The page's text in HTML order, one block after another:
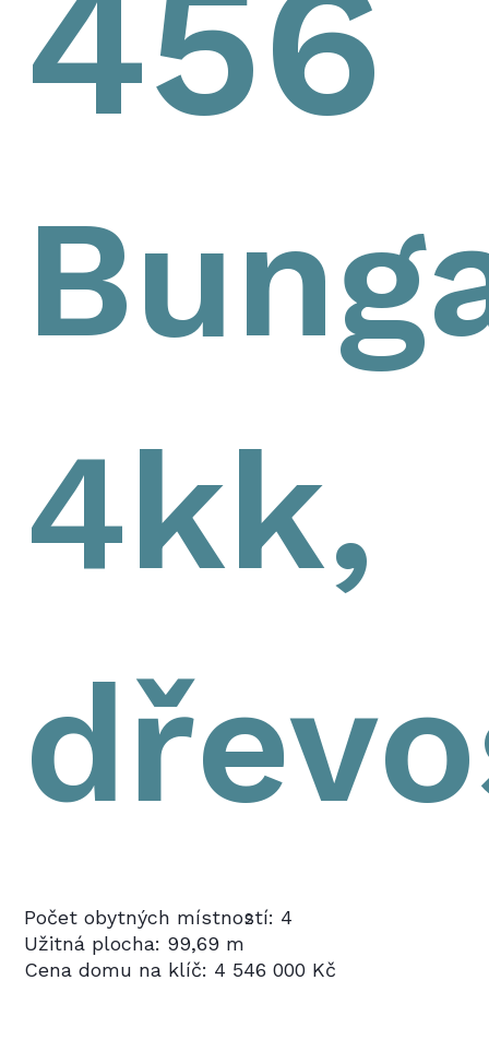
4kk,
Počet obytných místností: 4
Užitná plocha: 99,69 m
2
Cena domu na klíč: 4 546 000 Kč